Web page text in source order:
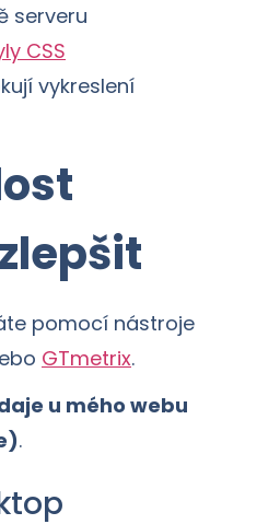
serveru
CSS
vykreslení
pomocí nástroje
GTmetrix.
u mého webu
.